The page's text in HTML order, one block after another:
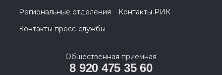
Региональные отделения
Контакты РИК
Контакты пресс-службы
Общественная приемная
8 920 475 35 60